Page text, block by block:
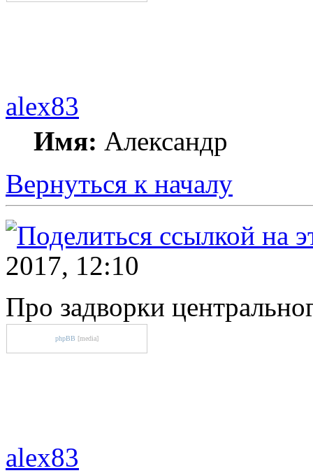
alex83
Имя: Александр
Вернуться к началу
2017, 12:10
Про задворки
phpBB [media]
alex83